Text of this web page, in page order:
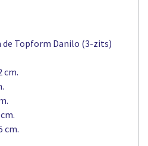
de Topform Danilo (3-zits)
cm.
cm.